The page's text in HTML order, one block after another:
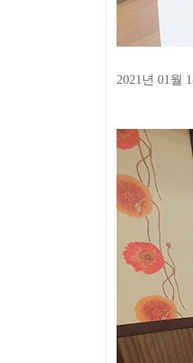
2021년 01월